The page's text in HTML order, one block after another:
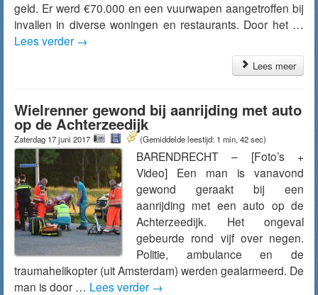
geld. Er werd €70.000 en een vuurwapen aangetroffen bij
invallen in diverse woningen en restaurants. Door het …
Lees verder →
Lees meer
Wielrenner gewond bij aanrijding met auto
op de Achterzeedijk
Zaterdag 17 juni 2017 (Gemiddelde leestijd: 1 min, 42 sec)
BARENDRECHT – [Foto’s +
Video] Een man is vanavond
gewond geraakt bij een
aanrijding met een auto op de
Achterzeedijk. Het ongeval
gebeurde rond vijf over negen.
Politie, ambulance en de
traumahelikopter (uit Amsterdam) werden gealarmeerd. De
man is door … Lees verder →